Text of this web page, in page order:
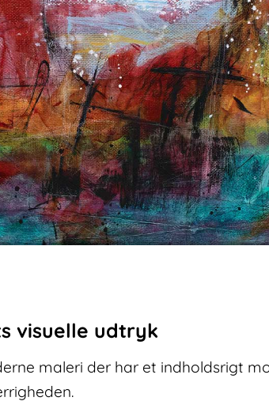
visuelle udtryk
maleri der har et indholdsrigt